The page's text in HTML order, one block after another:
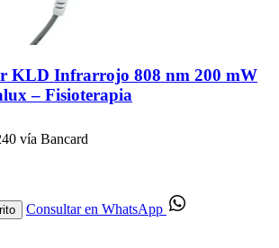
KLD Infrarrojo 808 nm 200 mW
– Fisioterapia
vía Bancard
Consultar en WhatsApp